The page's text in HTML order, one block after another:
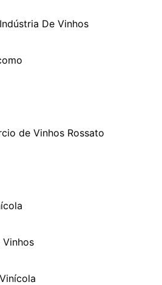
De Vinhos
de Vinhos Rossato